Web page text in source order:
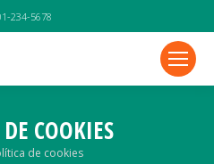
234-5678
COOKIES
de cookies